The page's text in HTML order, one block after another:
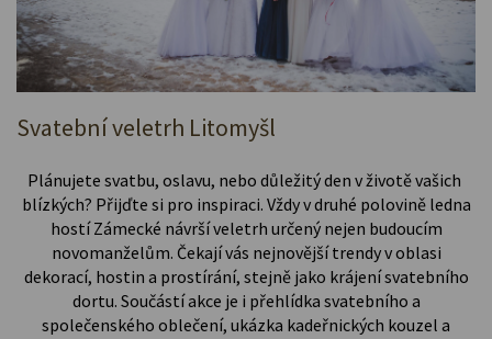
Svatební veletrh Litomyšl
Plánujete svatbu, oslavu, nebo důležitý den v životě vašich
blízkých? Přijďte si pro inspiraci. Vždy v druhé polovině ledna
hostí Zámecké návrší veletrh určený nejen budoucím
novomanželům. Čekají vás nejnovější trendy v oblasi
dekorací, hostin a prostírání, stejně jako krájení svatebního
dortu. Součástí akce je i přehlídka svatebního a
společenského oblečení, ukázka kadeřnických kouzel a